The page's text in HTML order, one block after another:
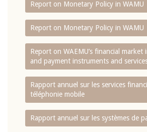
Report on Monetary Policy in WAMU
Report on Monetary Policy in WAMU
Report on WAEMU’s financial market
and payment instruments and
Rapport annuel sur les services
téléphonie mobile
Rapport annuel sur les systèmes de